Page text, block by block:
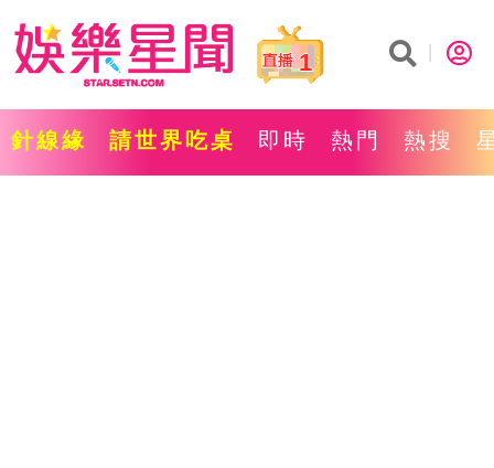
1
針線緣 請世界吃桌 即時 熱門 熱搜